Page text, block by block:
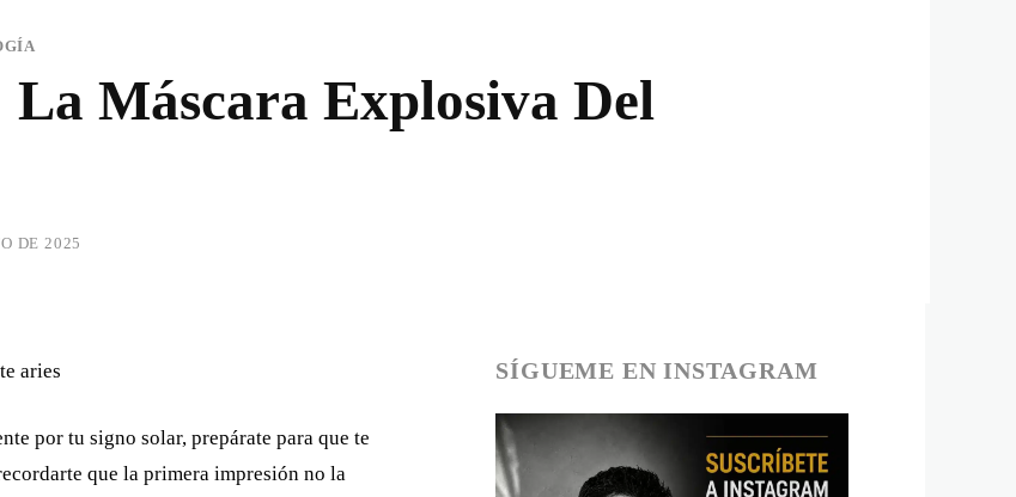
La Máscara Explosiva Del
DE 2025
por tu signo solar, prepárate para que te
que la primera impresión no la
SÍGUEME EN INSTAGRAM